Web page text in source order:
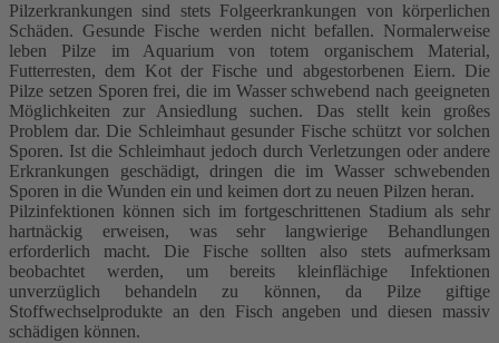
Pilzerkrankungen sind stets Folgeerkrankungen von körperlichen
Schäden. Gesunde Fische werden nicht befallen. Normalerweise
leben Pilze im Aquarium von totem organischem Material,
Futterresten, dem Kot der Fische und abgestorbenen Eiern. Die
Pilze setzen Sporen frei, die im Wasser schwebend nach geeigneten
Möglichkeiten zur Ansiedlung suchen. Das stellt kein großes
Problem dar. Die Schleimhaut gesunder Fische schützt vor solchen
Sporen. Ist die Schleimhaut jedoch durch Verletzungen oder andere
Erkrankungen geschädigt, dringen die im Wasser schwebenden
Sporen in die Wunden ein und keimen dort zu neuen Pilzen heran.
Pilzinfektionen können sich im fortgeschrittenen Stadium als sehr
hartnäckig erweisen, was sehr langwierige Behandlungen
erforderlich macht. Die Fische sollten also stets aufmerksam
beobachtet werden, um bereits kleinflächige Infektionen
unverzüglich behandeln zu können, da Pilze giftige
Stoffwechselprodukte an den Fisch angeben und diesen massiv
schädigen können.